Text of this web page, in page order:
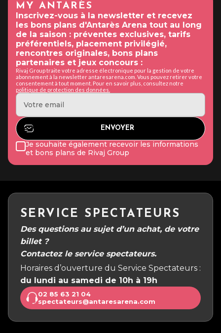
MY ANTARÈS
Inscrivez-vous à la newsletter et recevez
les bons plans d'Antarès Arena tout au long
de la saison : préventes exclusives, tarifs
préférentiels, placement privilégié,
rencontres originales, bons plans
partenaires et jeux concours :
Rivaj Group traite votre adresse électronique pour la gestion de votre
abonnement à la newsletter antaresarena.com. Vous pouvez retirer votre
consentement à tout moment. Pour en savoir plus, consultez notre
politique de protection des données.
Je souhaite également recevoir les informations
et bons plans de Rivaj Group
SERVICE SPECTATEURS
Des questions au sujet d’un achat, de votre
billet ?
Contactez le service spectateurs.
Horaires d’ouverture du Service Spectateurs :
du lundi au samedi de 10h à 19h
02 85 63 21 04
spectateurs@antaresarena.com